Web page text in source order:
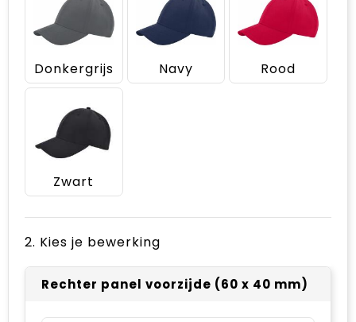
Donkergrijs Navy Rood
Zwart
2. Kies je bewerking
Rechter panel voorzijde (60 x 40 mm)